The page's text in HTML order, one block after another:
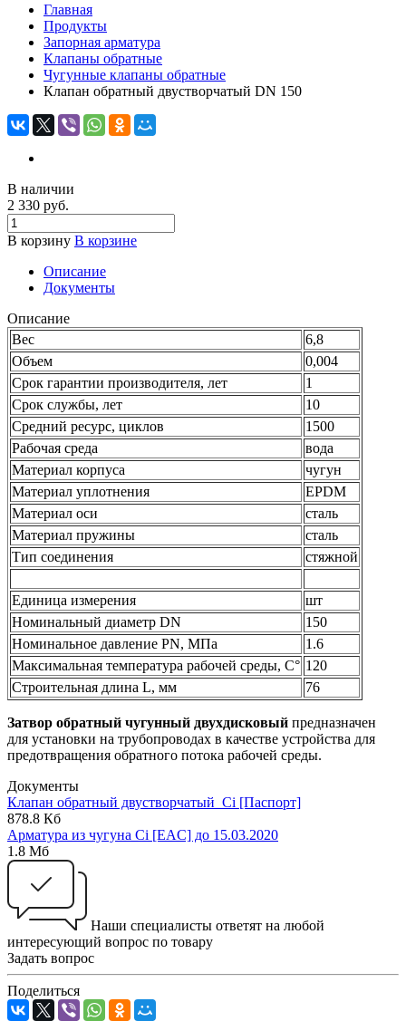
Главная
Продукты
Запорная арматура
Клапаны обратные
Чугунные клапаны обратные
Клапан обратный двустворчатый DN 150
В наличии
2 330 руб.
В корзину В корзине
Описание
Документы
Описание
Вес
6,8
Объем
0,004
Срок гарантии производителя, лет
1
Срок службы, лет
10
Средний ресурс, циклов
1500
Рабочая среда
вода
Материал корпуса
чугун
Материал уплотнения
EPDM
Материал оси
сталь
Материал пружины
сталь
Тип соединения
стяжной
Единица измерения
шт
Номинальный диаметр DN
150
Номинальное давление PN, МПа
1.6
Максимальная температура рабочей среды, С° 120
Строительная длина L, мм
76
Затвор обратный чугунный двухдисковый предназначен
для установки на трубопроводах в качестве устройства для
предотвращения обратного потока рабочей среды.
Документы
Клапан обратный двустворчатый_Ci [Паспорт]
878.8 Кб
Арматура из чугуна Ci [EAC] до 15.03.2020
1.8 Мб
Наши специалисты ответят на любой
интересующий вопрос по товару
Задать вопрос
Поделиться